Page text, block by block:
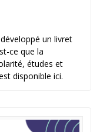
un livret
ce que la
études et
disponible ici.